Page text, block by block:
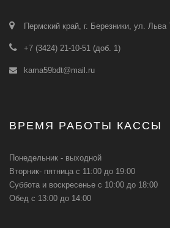
Пермский край, г. Березники, ул. Льва
+7 (3424) 21-10-51 (доб. 1)
kama59bdt@mail.ru
ВРЕМЯ РАБОТЫ КАССЫ
Понедельник - выходной
Вторник- пятница с 11:00 до 19:00
Суббота и воскресенье с 10:00 до 18:00
Обед с 13:00 до 14:00